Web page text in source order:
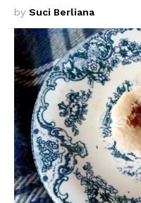
by Suci Berliana